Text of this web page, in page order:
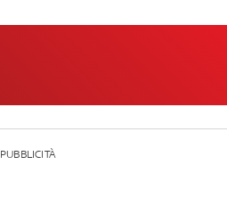
PUBBLICITÀ